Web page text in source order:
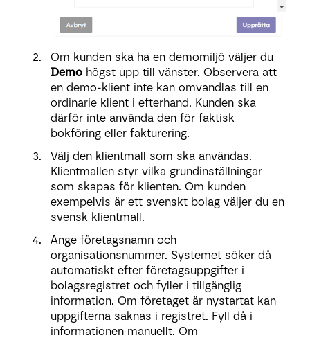
Om kunden ska ha en demomiljö väljer du
Demo högst upp till vänster. Observera att
en demo-klient inte kan omvandlas till en
ordinarie klient i efterhand. Kunden ska
därför inte använda den för faktisk
bokföring eller fakturering.
Välj den klientmall som ska användas.
Klientmallen styr vilka grundinställningar
som skapas för klienten. Om kunden
exempelvis är ett svenskt bolag väljer du en
svensk klientmall.
Ange företagsnamn och
organisationsnummer. Systemet söker då
automatiskt efter företagsuppgifter i
bolagsregistret och fyller i tillgänglig
information. Om företaget är nystartat kan
uppgifterna saknas i registret. Fyll då i
informationen manuellt. Om